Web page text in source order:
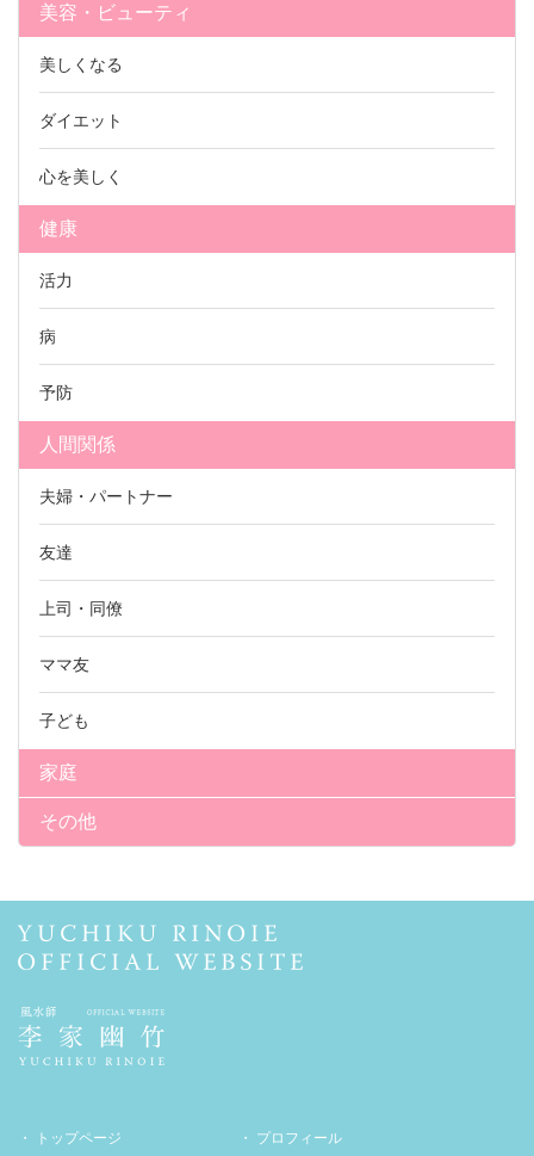
美容・ビューティ
美しくなる
ダイエット
心を美しく
健康
活力
病
予防
人間関係
夫婦・パートナー
友達
上司・同僚
ママ友
子ども
家庭
その他
トップページ プロフィール